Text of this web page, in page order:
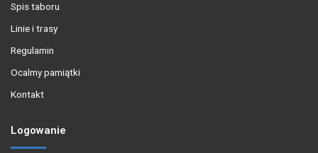
Spis taboru
Linie i trasy
Regulamin
Ocalmy pamiątki
Kontakt
Logowanie